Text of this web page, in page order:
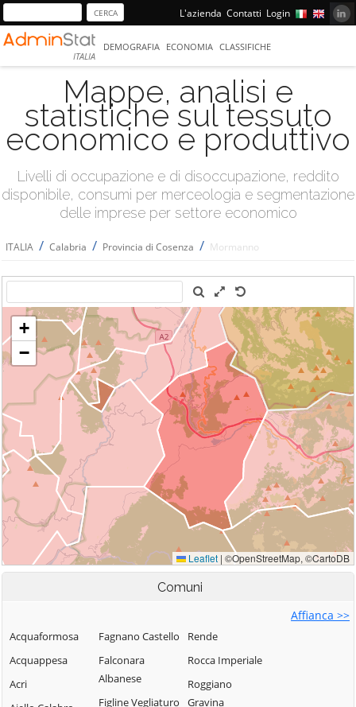
L'azienda Contatti Login
ITALIA
DEMOGRAFIA ECONOMIA CLASSIFICHE
Mappe, analisi e
statistiche sul tessuto
economico e produttivo
Livelli di occupazione e di disoccupazione, reddito
disponibile, consumi per merceologia e segmentazione
delle imprese per settore economico
ITALIA / Calabria / Provincia di Cosenza / Mormanno
Comuni
Affianca >>
Acquaformosa
Acquappesa
Acri
Fagnano Castello
Falconara
Albanese
Figline Vegliaturo
Rende
Rocca Imperiale
Roggiano
Gravina